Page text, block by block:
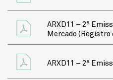
ARXD11 – 2ª
Mercado (Registro
ARXD11 – 2ª